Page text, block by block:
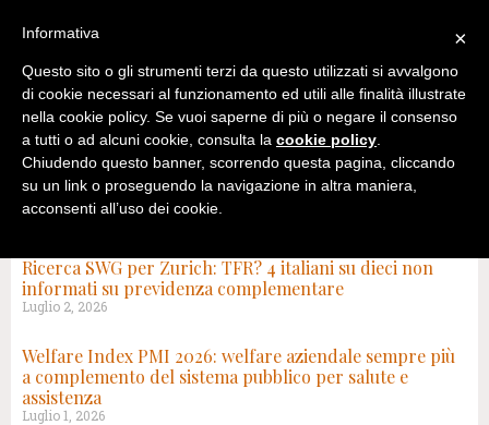
Ricerca SWG per Zurich: TFR? 4 italiani su dieci non
informati su previdenza complementare
Luglio 2, 2026
Welfare Index PMI 2026: welfare aziendale sempre più
a complemento del sistema pubblico per salute e
assistenza
Luglio 1, 2026
×
Informativa
Questo sito o gli strumenti terzi da questo utilizzati si avvalgono
di cookie necessari al funzionamento ed utili alle finalità illustrate
nella cookie policy. Se vuoi saperne di più o negare il consenso
a tutti o ad alcuni cookie, consulta la cookie policy.
Chiudendo questo banner, scorrendo questa pagina, cliccando
su un link o proseguendo la navigazione in altra maniera,
acconsenti all’uso dei cookie.